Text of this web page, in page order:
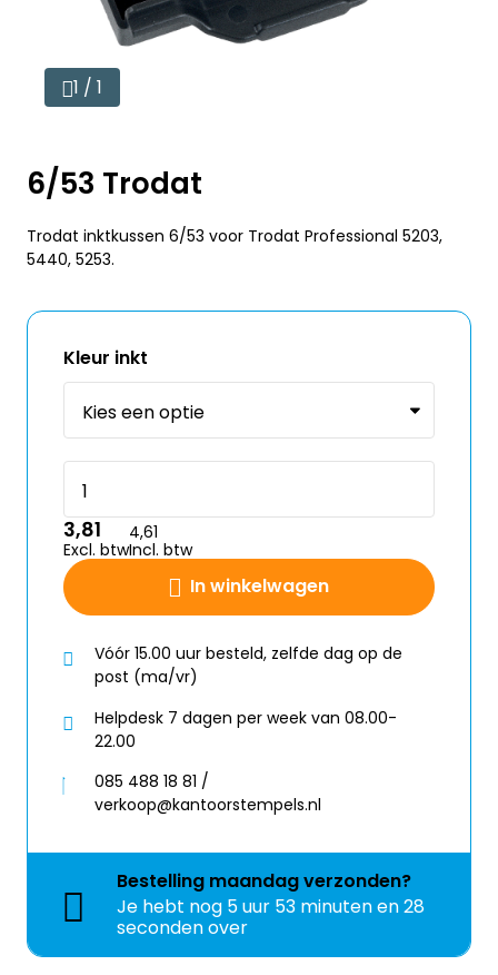
1 / 1
6/53 Trodat
Trodat inktkussen 6/53 voor Trodat Professional 5203,
5440, 5253.
Kleur inkt
In winkelwagen
3,81
Excl. btw
4,61
Incl. btw
Vóór 15.00 uur besteld, zelfde dag op de
post (ma/vr)
Helpdesk 7 dagen per week van 08.00-
22.00
085 488 18 81 /
verkoop@kantoorstempels.nl
Bestelling maandagverzonden?
Je hebt nog 5 uur 53 minuten en 27
seconden over